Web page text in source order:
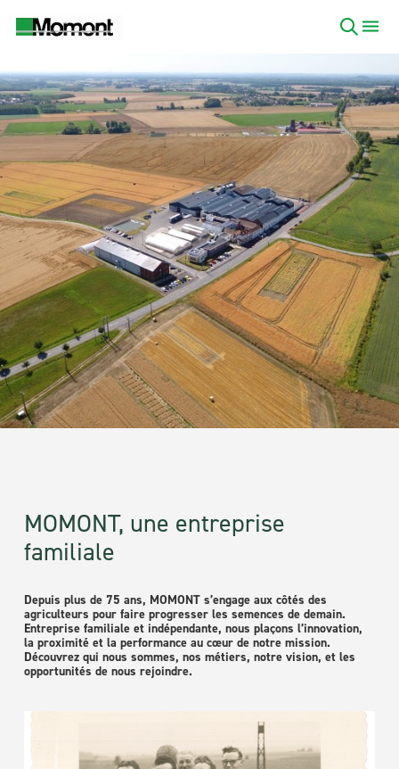
MOMONT, une entreprise
familiale
Depuis plus de 75 ans, MOMONT s’engage aux côtés des
agriculteurs pour faire progresser les semences de demain.
Entreprise familiale et indépendante, nous plaçons l’innovation,
la proximité et la performance au cœur de notre mission.
Découvrez qui nous sommes, nos métiers, notre vision, et les
opportunités de nous rejoindre.